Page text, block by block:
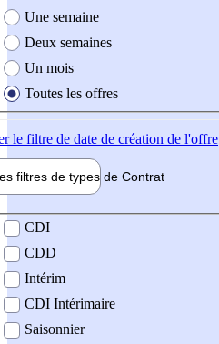
Une semaine
Deux semaines
Un mois
Toutes les offres
le filtre de date de création de l'offre
filtres de types de Contrat
contrat
CDI
CDD
Intérim
CDI Intérimaire
Saisonnier